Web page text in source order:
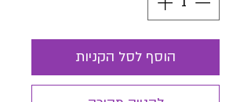
הוסף לסל הקניות